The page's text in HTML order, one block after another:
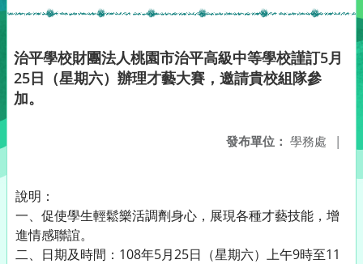
治平學校財團法人桃園市治平高級中等學校謹訂5月
25日（星期六）辦理才藝大賽，邀請貴校組隊參
加。
發布單位： 學務處 |
說明：
一、促使學生輕鬆樂活調劑身心，展現各種才藝技能，增
進情感聯誼。
二、日期及時間：108年5月25日（星期六）上午9時至11